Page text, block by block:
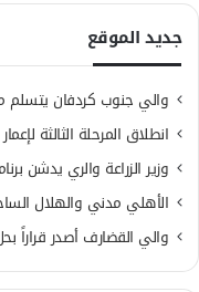
جديد الموقع
والي جنوب كردفان يتسلم
انطلاق المرحلة الثالثة
وزير الزراعة والري يدشن
الأهلي مدني والهلال
والي القضارف أصدر قراراً